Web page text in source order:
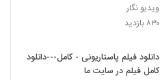
ویدیو نگار
۸۳۰ بازدید
دانلود فیلم پاستاریونی - کامل---دانلود
کامل فیلم در سایت ما